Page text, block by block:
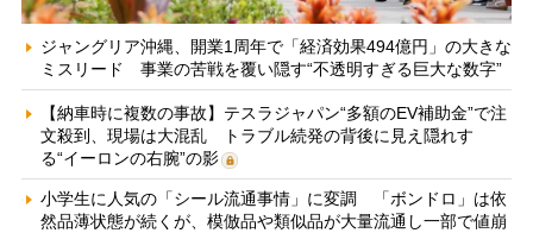
ジャングリア沖縄、開業1周年で「経済効果494億円」の大きな
ミスリード 事業の苦戦を覆い隠す“不透明すぎる巨大な数字”
【納車時に複数の事故】テスラジャパン“多額のEV補助金”で注
文殺到、現場は大混乱 トラブル続発の背後に見え隠れす
る“イーロンの右腕”の影
小学生に人気の「シール流通事情」に変調 「ボンドロ」は依
然品薄状態が続くが、模倣品や類似品が大量流通し一部で値崩